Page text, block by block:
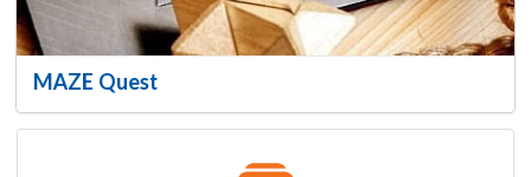
MAZE Quest